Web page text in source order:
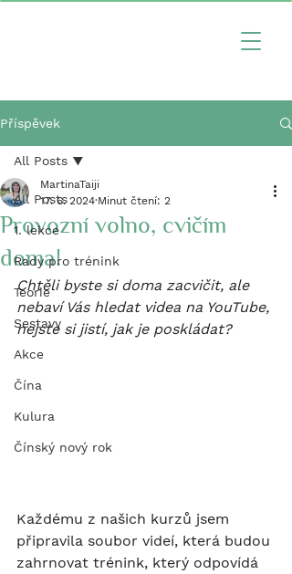
Příspěvek
All Posts
1. lekce
Rady pro trénink
Teorie
Sestavy
Akce
Čína
Kulura
Čínský nový rok
All Posts
Provozní volno, cvičím
doma!
MartinaTaiji
17. 6. 2024 Minut čtení: 2
Chtěli byste si doma zacvičit, ale
nebaví Vás hledat videa na YouTube,
nejste si jistí, jak je poskládat?
Každému z našich kurzů jsem
připravila soubor videí, která budou
zahrnovat trénink, který odpovídá